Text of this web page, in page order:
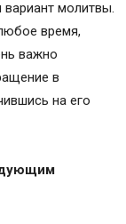
вариант молитвы.
время,
важно
в
на его